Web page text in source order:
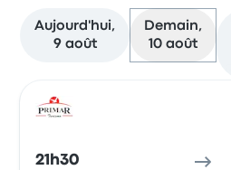
Aujourd'hui,
9 août
Demain,
10 août
21h30